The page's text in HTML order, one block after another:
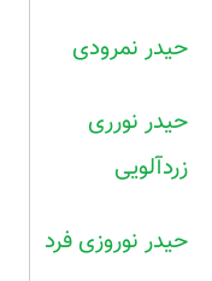
حیدر نمرودی
حیدر نورری
زردآلویی
حیدر نوروزی فرد